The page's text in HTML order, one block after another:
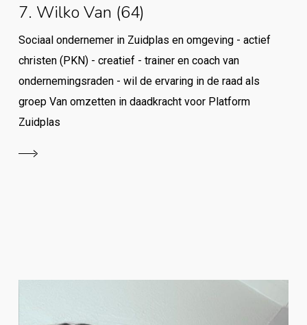
7. Wilko Van (64)
Sociaal ondernemer in Zuidplas en omgeving - actief
christen (PKN) - creatief - trainer en coach van
ondernemingsraden - wil de ervaring in de raad als
groep Van omzetten in daadkracht voor Platform
Zuidplas